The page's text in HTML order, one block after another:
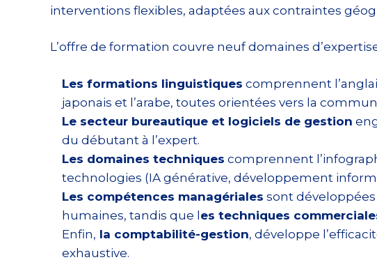
interventions flexibles, adaptées aux contraintes
L’offre de formation couvre neuf domaines
Les formations linguistiques comprennent
japonais et l’arabe, toutes orientées vers la
Le secteur bureautique et logiciels de gestion
du débutant à l’expert.
Les domaines techniques comprennent
technologies (IA générative, développement
Les compétences managériales sont
humaines, tandis que les techniques
Enfin, la comptabilité-gestion, développe
exhaustive.